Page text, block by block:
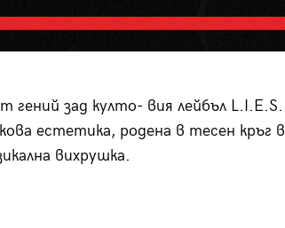
гений зад култо- вия лейбъл L.I.E.S.
естетика, родена в тесен кръг в
вихрушка.